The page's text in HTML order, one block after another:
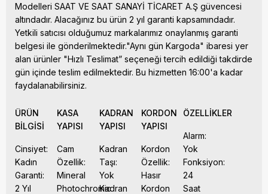
Modelleri SAAT VE SAAT SANAYİ TİCARET A.Ş güvencesi
altındadır. Alacağınız bu ürün 2 yıl garanti kapsamındadır.
Yetkili satıcısı olduğumuz markalarımız onaylanmış garanti
belgesi ile gönderilmektedir."Aynı gün Kargoda" ibaresi yer
alan ürünler "Hızlı Teslimat” seçeneği tercih edildiği takdirde
gün içinde teslim edilmektedir. Bu hizmetten 16:00'a kadar
faydalanabilirsiniz.
ÜRÜN
BİLGİSİ
Cinsiyet:
Kadın
Garanti:
2 Yıl
KASA
YAPISI
Cam
Özellik:
Mineral
Photochromic
KADRAN
YAPISI
Kadran
Taşı:
Yok
Kadran
KORDON
YAPISI
Kordon
Özellik:
Hasır
Kordon
ÖZELLİKLER
Alarm:
Yok
Fonksiyon:
24
Saat